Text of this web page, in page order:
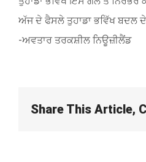
ਅੱਜ ਦੇ ਫੈਸਲੇ ਤੁਹਾਡਾ ਭਵਿੱਖ ਬਦਲ
-ਅਵਤਾਰ ਤਰਕਸ਼ੀਲ ਨਿਊਜ਼ੀਲੈਂਡ
Share This Article,